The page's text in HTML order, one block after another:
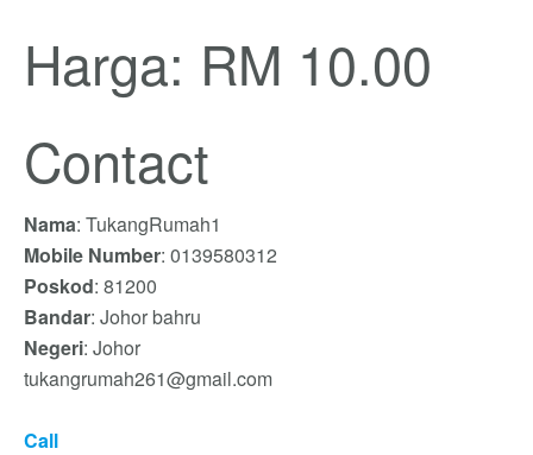
Harga: RM 10.00
Contact
Nama: TukangRumah1
Mobile Number: 0139580312
Poskod: 81200
Bandar: Johor bahru
Negeri: Johor
tukangrumah261@gmail.com
Call